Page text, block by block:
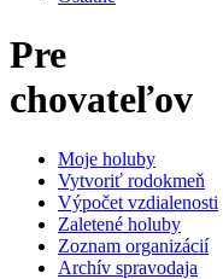
Pre
chovateľov
Moje holuby
Vytvoriť rodokmeň
Výpočet vzdialenosti
Zaletené holuby
Zoznam organizácií
Archív spravodaja